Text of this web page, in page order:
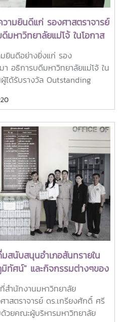
ามยินดีแก่ รองศาสตราจารย์
มหาวิทยาลัยแม่โจ้ ในโอกาส
Scholarship
ยินดีอย่างยิ่งแก่ รอง
อธิการบดีมหาวิทยาลัยแม่โจ้ ใน
ได้รับรางวัล Outstanding
ใต้ว่าด้วยบัณฑิตศึกษาและการ
in Agriculture
รติยศระดับภูมิภาคที่มอบแก่ศิษย์
ร็จโดดเด่นทางวิชาชีพ มีภาวะผู้นำ
รพัฒนาการเกษตร ชนบท ชุมชน
SEARCA
จัดตั้งขึ้นเพื่อเชิดชูเกียรติศิษย์
ณฑิตศึกษาจาก SEARCA ซึ่งได้
ะศักยภาพที่ได้รับจากการศึกษา
มชน ประเทศ และภูมิภาคเอเชีย
บบอย่างที่สะท้อนค่านิยมและ
สำเร็จในวิชาชีพ การบริการ
นรวมในปี 2026 การพิจารณา
4 ด้าน ได้แก่ การสอน
การบริการสาธารณะและการ
and Community
ษตรและการเป็นผู้ประกอบการ
สนับสนุนอำเภอสันทรายใน
ศน์" และกิจกรรมต่างๆของ
ำนักงานมหาวิทยาลัย
าสตราจารย์ ดร.เกรียงศักดิ์ ศรี
วยคณะผู้บริหารมหาวิทยาลัย